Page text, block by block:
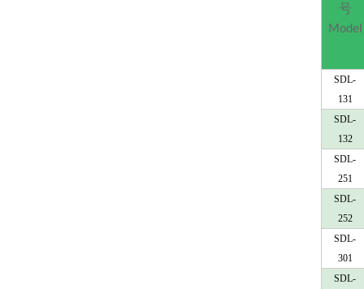
号
Model
SDL-
131
SDL-
132
SDL-
251
SDL-
252
SDL-
301
SDL-